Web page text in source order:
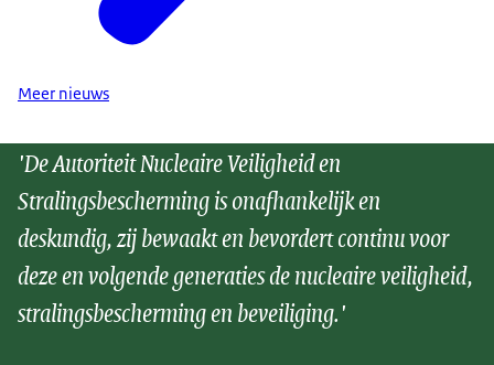
Meer nieuws
'De Autoriteit Nucleaire Veiligheid en
Stralingsbescherming is onafhankelijk en
deskundig, zij bewaakt en bevordert continu voor
deze en volgende generaties de nucleaire veiligheid,
stralingsbescherming en beveiliging.'